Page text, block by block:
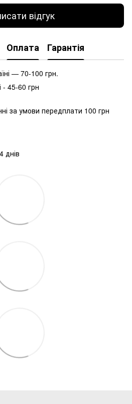
відгук
Оплата Гарантія
— 70-100 грн.
- 45-60 грн
за умови передплати 100 грн
днів